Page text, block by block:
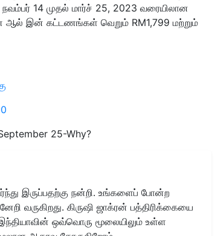
14 முதல் மார்ச் 25, 2023 வரையிலான
ஆல் இன் கட்டணங்கள் வெறும் RM1,799 மற்றும்
25-Why?
இருப்பதற்கு நன்றி. உங்களைப் போன்ற
வருகிறது. கிருஷி ஜாக்ரன் பத்திரிக்கையை
இந்தியாவின் ஒவ்வொரு மூலையிலும் உள்ள